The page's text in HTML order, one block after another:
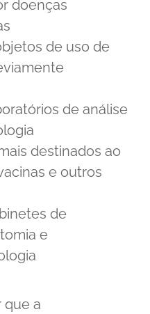
doenças
de uso de
de análise
destinados ao
e outros
de
e
que a